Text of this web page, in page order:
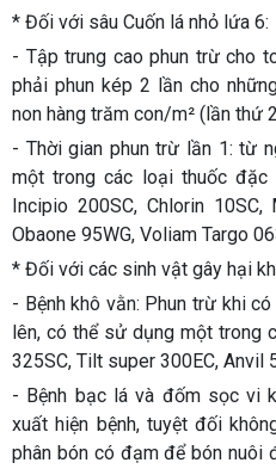
* Đối với sâu Cuốn lá nhỏ lứa 6:
- Tập trung cao phun trừ cho
phải phun kép 2 lần cho
non hàng trăm con/m² (lần thứ
- Thời gian phun trừ lần 1: từ
một trong các loại thuốc đặc
Incipio 200SC, Chlorin 10SC,
Obaone 95WG, Voliam Targo
* Đối với các sinh vật gây hại
- Bệnh khô vằn: Phun trừ khi
lên, có thể sử dụng một trong
325SC, Tilt super 300EC, Anvil
- Bệnh bạc lá và đốm sọc vi
xuất hiện bệnh, tuyệt đối
phân bón có đạm để bón nuôi